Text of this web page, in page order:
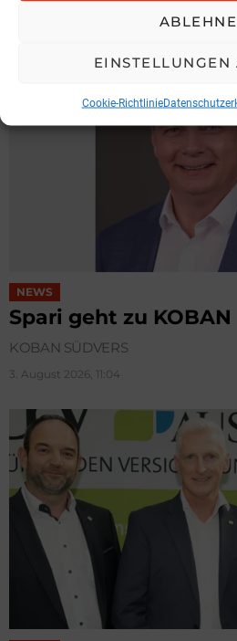
EINSTELLUNGEN
Cookie-Richtlinie
NEWS
Spari geht zu KOBAN
KOBAN SÜDVERS
3. August 2026, 11:04